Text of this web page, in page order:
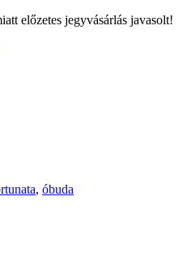
előzetes jegyvásárlás javasolt!
, óbuda